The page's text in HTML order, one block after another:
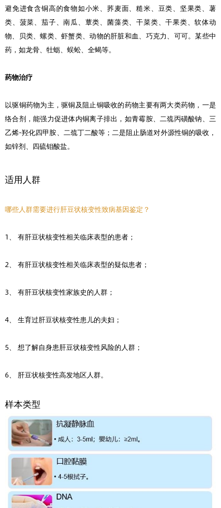
避免进食含铜高的食物如小米、荞麦面、糙米、豆类、坚果类、薯
类、菠菜、茄子、南瓜、蕈类、菌藻类、干菜类、干果类、软体动
物、贝类、螺类、虾蟹类、动物的肝脏和血、巧克力、可可。某些中
药，如龙骨、牡蛎、蜈蚣、全蝎等。
药物治疗
以驱铜药物为主，驱铜及阻止铜吸收的药物主要有两大类药物，一是
络合剂，能强力促进体内铜离子排出，如青霉胺、二巯丙磺酸钠、三
乙烯-羟化四甲胺、二巯丁二酸等；二是阻止肠道对外源性铜的吸收，
如锌剂、四硫钼酸盐。
适用人群
哪些人群需要进行肝豆状核变性致病基因鉴定？
1、 有肝豆状核变性相关临床表型的患者；
2、 有肝豆状核变性相关临床表型的疑似患者；
3、 有肝豆状核变性家族史的人群；
4、 生育过肝豆状核变性患儿的夫妇；
5、 想了解自身患肝豆状核变性风险的人群；
6、 肝豆状核变性高发地区人群。
样本类型